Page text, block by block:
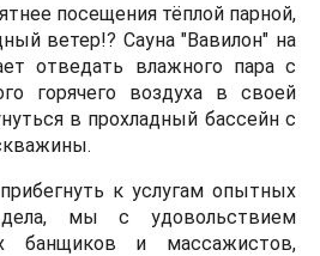
посещения тёплой парной,
ветер!? Сауна "Вавилон" на
отведать влажного пара с
горячего воздуха в своей
в прохладный бассейн с
к услугам опытных
мы с удовольствием
банщиков и массажистов,